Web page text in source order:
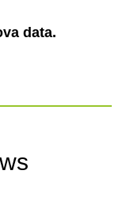
data.